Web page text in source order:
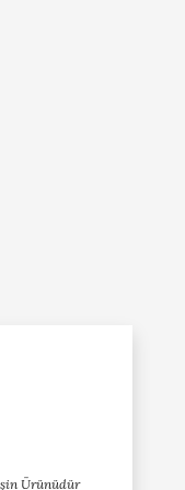
Ürünüdür